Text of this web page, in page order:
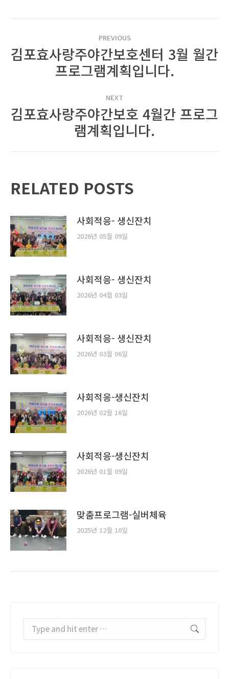
NAVIGATION
PREVIOUS
Previous
post:
김포효사랑주야간보호센터 3월 월간
프로그램계획입니다.
NEXT
Next
post:
김포효사랑주야간보호 4월간 프로그
램계획입니다.
RELATED POSTS
사회적응- 생신잔치
2026년 05월 09일
사회적응- 생신잔치
2026년 04월 03일
사회적응- 생신잔치
2026년 03월 06일
사회적응-생신잔치
2026년 02월 16일
사회적응-생신잔치
2026년 01월 09일
맞춤프로그램-실버체육
2025년 12월 10일
Search: